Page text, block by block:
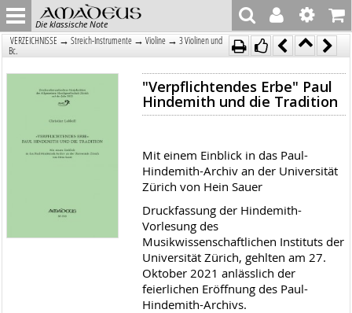
Die klassische Note
VERZEICHNISSE → Streich-Instrumente → Violine → 3 Violinen und
Bc.
"Verpflichtendes Erbe" Paul
Hindemith und die Tradition
Mit einem Einblick in das Paul-
Hindemith-Archiv an der Universität
Zürich von Hein Sauer
Druckfassung der Hindemith-
Vorlesung des
Musikwissenschaftlichen Instituts der
Universität Zürich, gehlten am 27.
Oktober 2021 anlässlich der
feierlichen Eröffnung des Paul-
Hindemith-Archivs.